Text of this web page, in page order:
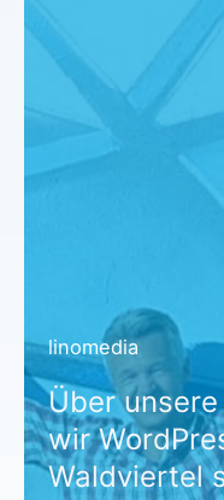
linomedia
Über
wir
Waldviertel